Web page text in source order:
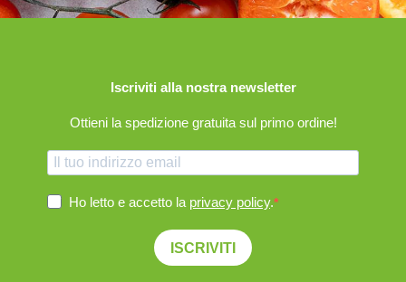
Iscriviti alla nostra newsletter
Ottieni la spedizione gratuita sul primo ordine!
Ho letto e accetto la privacy policy.
ISCRIVITI